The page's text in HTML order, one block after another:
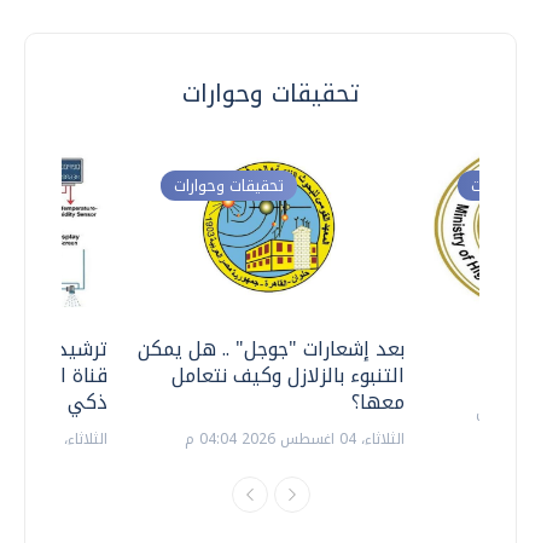
تحقيقات وحوارات
ترشيدا
قناة
ذكي
الثلاثاء، 14 يوليو 2026 06:11 م
تحقيقات وحوارات
بعد إشعارات "جوجل" .. هل يمكن
التنبوء بالزلازل وكيف نتعامل
معها؟
الثلاثاء، 04 اغسطس 2026 04:04 م
وحوارات